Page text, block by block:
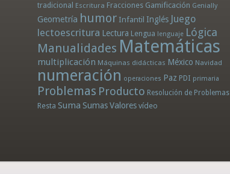
tradicional Escritura Fracciones Gamificación Genially
Geometría humor Infantil Inglés Juego
lectoescritura Lectura Lengua lenguaje Lógica
Manualidades Matemáticas
multiplicación Máquinas didácticas México Navidad
numeración operaciones Paz PDI primaria
Problemas Producto Resolución de Problemas
Resta Suma SumasValores vídeo